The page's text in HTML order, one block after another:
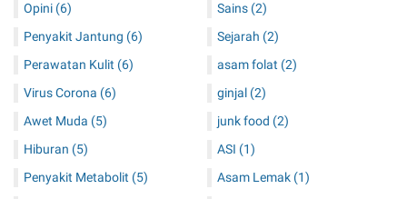
Opini (6)
Penyakit Jantung (6)
Perawatan Kulit (6)
Virus Corona (6)
Awet Muda (5)
Hiburan (5)
Penyakit Metabolit (5)
Sains (2)
Sejarah (2)
asam folat (2)
ginjal (2)
junk food (2)
ASI (1)
Asam Lemak (1)